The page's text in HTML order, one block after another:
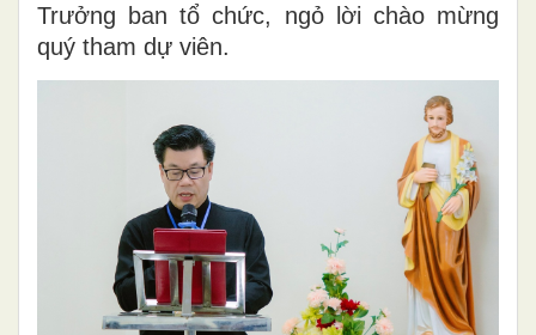
Trưởng ban tổ chức, ngỏ lời chào mừng
quý tham dự viên.